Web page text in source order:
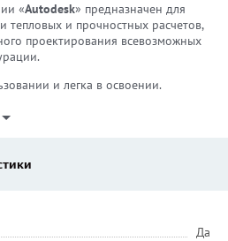
«Autodesk» предназначен для
тепловых и прочностных расчетов,
проектирования всевозможных
и легка в освоении.
Да